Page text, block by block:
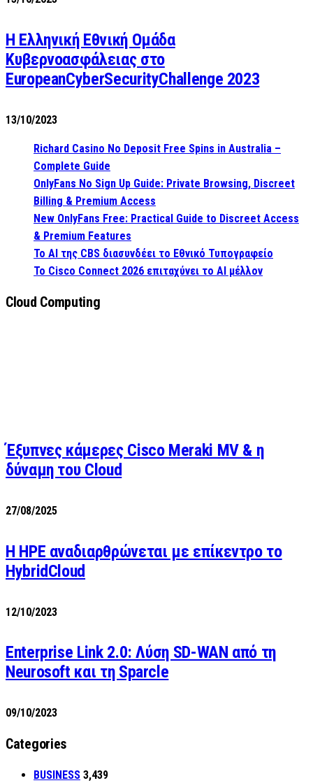
Η Ελληνική Εθνική Ομάδα
Κυβερνοασφάλειας στο
EuropeanCyberSecurityChallenge 2023
13/10/2023
Richard Casino No Deposit Free Spins in Australia –
Complete Guide
OnlyFans No Sign Up Guide: Private Browsing, Discreet
Billing & Premium Access
New OnlyFans Free: Practical Guide to Discreet Access
& Premium Features
Το AI της CBS διασυνδέει το Εθνικό Τυπογραφείο
Το Cisco Connect 2026 επιταχύνει το AI μέλλον
Cloud Computing
Έξυπνες κάμερες Cisco Meraki MV & η
δύναμη του Cloud
27/08/2025
H HPE αναδιαρθρώνεται με επίκεντρο το
HybridCloud
12/10/2023
Enterprise Link 2.0: Λύση SD-WAN από τη
Neurosoft και τη Sparcle
09/10/2023
Categories
BUSINESS 3,439